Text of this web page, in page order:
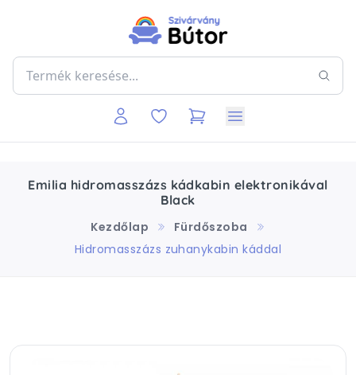
Emilia hidromasszázs kádkabin elektronikával
Black
Kezdőlap
Fürdőszoba
Hidromasszázs zuhanykabin káddal